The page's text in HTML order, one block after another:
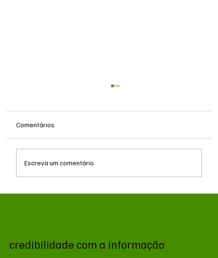
Comentários
Escreva um comentário
credibilidade com a informação